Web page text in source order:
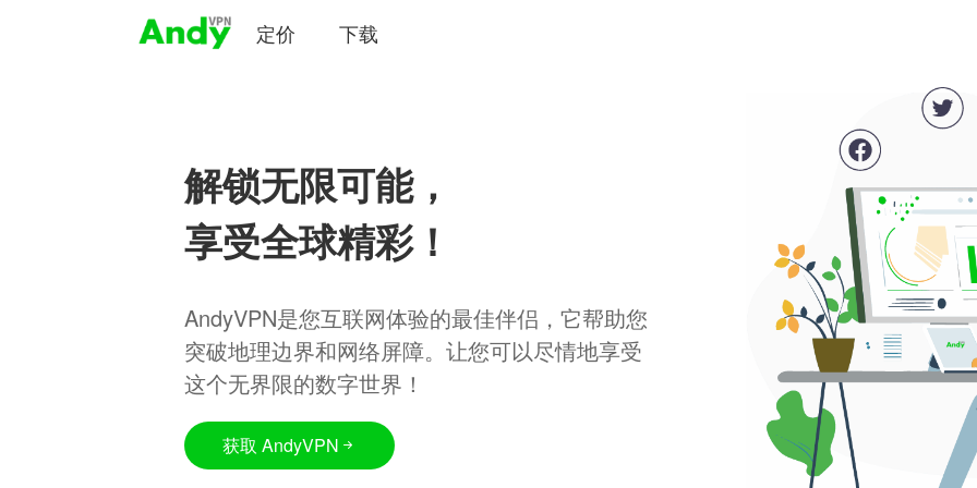
定价 下载
解锁无限可能，
享受全球精彩！
AndyVPN是您互联网体验的最佳伴侣，它帮助您
突破地理边界和网络屏障。让您可以尽情地享受
这个无界限的数字世界！
获取 AndyVPN